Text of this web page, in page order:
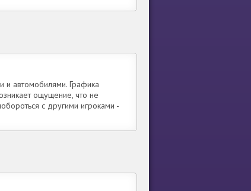
и автомобилями. Графика
ощущение, что не
с другими игроками -